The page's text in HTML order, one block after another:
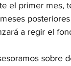
el primer mes,
a regir el
sobre